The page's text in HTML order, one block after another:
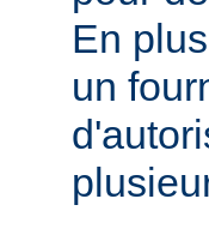
En
un